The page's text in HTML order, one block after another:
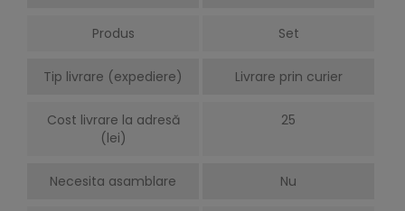
Produs Set
Tip livrare (expediere) Livrare prin curier
Cost livrare la adresă
(lei)
25
Necesita asamblare Nu